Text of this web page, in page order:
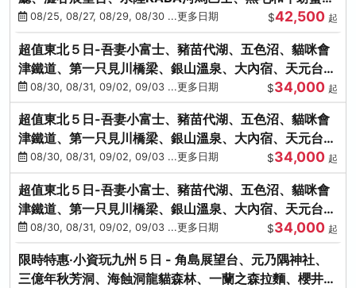
饌、季節採果
08/25, 08/27, 08/29, 08/30 ...更多日期 $42,500 起
超值東北５日-吾妻小富士、豬苗代湖、五色沼、貓咪會
津鐵道、第一只見川橋梁、銀山溫泉、大內宿、天元台高
原纜車
08/30, 08/31, 09/02, 09/03 ...更多日期 $34,000 起
超值東北５日-吾妻小富士、豬苗代湖、五色沼、貓咪會
津鐵道、第一只見川橋梁、銀山溫泉、大內宿、天元台高
原纜車
08/30, 08/31, 09/02, 09/03 ...更多日期 $34,000 起
超值東北５日-吾妻小富士、豬苗代湖、五色沼、貓咪會
津鐵道、第一只見川橋梁、銀山溫泉、大內宿、天元台高
原纜車
08/30, 08/31, 09/02, 09/03 ...更多日期 $34,000 起
限時特惠‧小資玩九州５日 - 角島展望台、元乃隅神社、
三億年秋芳洞、海蝕洞龍貓森林、一蘭之森拉麵、櫻井二